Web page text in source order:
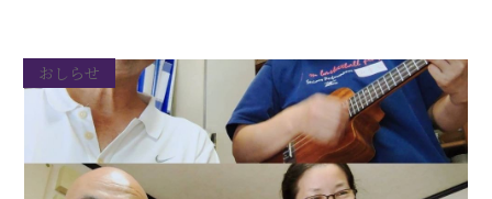
おしらせ